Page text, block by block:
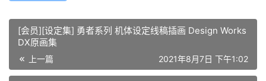
[会员][设定集] 勇者系列 机体设定线稿插画 Design Works
DX原画集
上一篇 2021年8月7日 下午1:02